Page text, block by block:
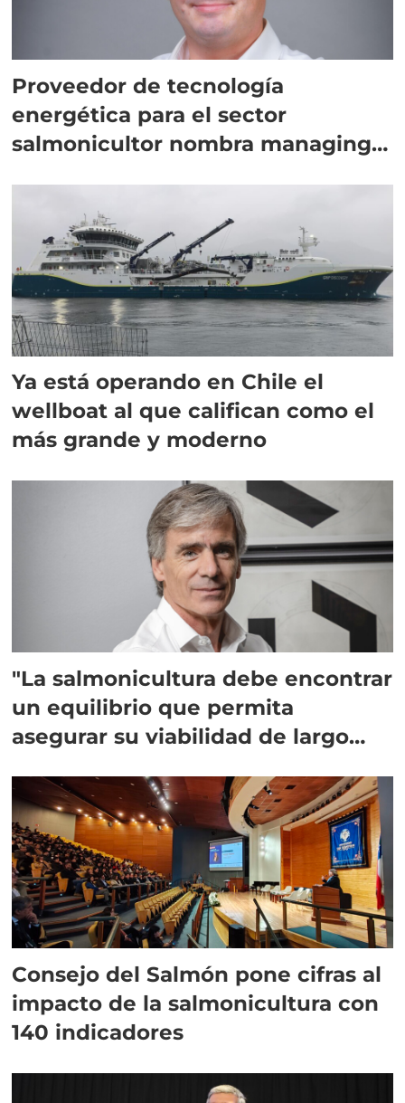
Proveedor de tecnología
energética para el sector
salmonicultor nombra managing
Ya está operando en Chile el
wellboat al que califican como el
más grande y moderno
"La salmonicultura debe encontrar
un equilibrio que permita
asegurar su viabilidad de largo
Consejo del Salmón pone cifras al
impacto de la salmonicultura con
140 indicadores